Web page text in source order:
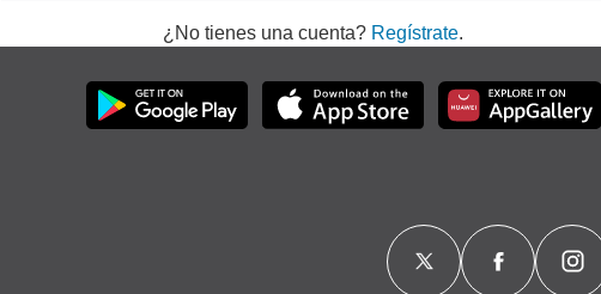
¿No tienes una cuenta? Regístrate.